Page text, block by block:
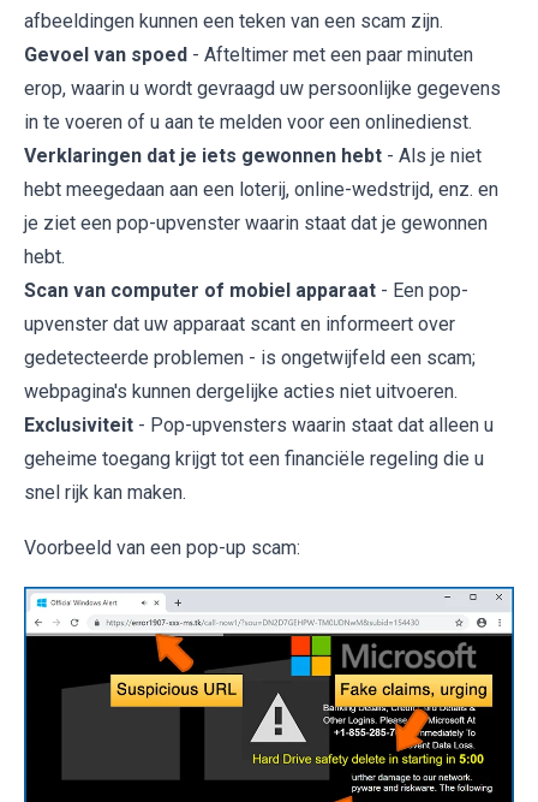
afbeeldingen kunnen een teken van een scam zijn.
Gevoel van spoed - Afteltimer met een paar minuten
erop, waarin u wordt gevraagd uw persoonlijke gegevens
in te voeren of u aan te melden voor een onlinedienst.
Verklaringen dat je iets gewonnen hebt - Als je niet
hebt meegedaan aan een loterij, online-wedstrijd, enz. en
je ziet een pop-upvenster waarin staat dat je gewonnen
hebt.
Scan van computer of mobiel apparaat - Een pop-
upvenster dat uw apparaat scant en informeert over
gedetecteerde problemen - is ongetwijfeld een scam;
webpagina's kunnen dergelijke acties niet uitvoeren.
Exclusiviteit - Pop-upvensters waarin staat dat alleen u
geheime toegang krijgt tot een financiële regeling die u
snel rijk kan maken.
Voorbeeld van een pop-up scam: